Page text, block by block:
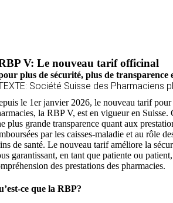
V: Le nouveau tarif officinal
plus de sécurité, plus de transparence
Société Suisse des Pharmaciens
le 1er janvier 2026, le nouveau tarif pour
la RBP V, est en vigueur en Suisse.
plus grande transparence quant aux
par les caisses-maladie et au rôle
de santé. Le nouveau tarif améliore la
garantissant, en tant que patiente ou
des prestations des pharmacies.
ce que la RBP?